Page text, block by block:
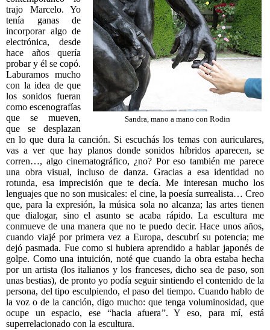
Sandra, mano a mano con Rodin
trajo Marcelo. Yo
tenía ganas de
incorporar algo de
electrónica, desde
hace años quería
probar y él se copó.
Laburamos mucho
con la idea de que
los sonidos fueran
como escenografías
que se mueven,
que se desplazan
en lo que dura la canción. Si escuchás los temas con auriculares,
vas a ver que hay planos donde sonidos híbridos aparecen, se
corren…, algo cinematográfico, ¿no? Por eso también me parece
una obra visual, incluso de danza. Gracias a esa identidad no
rotunda, esa imprecisión que te decía. Me interesan mucho los
lenguajes que no son musicales: el cine, la poesía surrealista… Creo
que, para la expresión, la música sola no alcanza; las artes tienen
que dialogar, sino el asunto se acaba rápido. La escultura me
conmueve de una manera que no te puedo decir. Hace unos años,
cuando viajé por primera vez a Europa, descubrí su potencia; me
dejó pasmada. Fue como si hubiera aprendido a hablar japonés de
golpe. Como una intuición, noté que cuando la obra estaba hecha
por un artista (los italianos y los franceses, dicho sea de paso, son
unas bestias), de pronto yo podía seguir sintiendo el contenido de la
persona, del tipo esculpiendo, el paso del tiempo. Cuando hablo de
la voz o de la canción, digo mucho: que tenga voluminosidad, que
ocupe un espacio, ese “hacia afuera”. Y eso, para mí, está
superrelacionado con la escultura.